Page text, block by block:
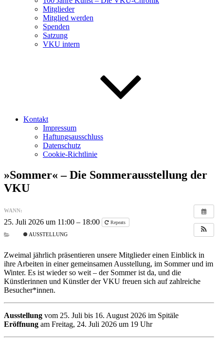
Mitglieder
Mitglied werden
Spenden
Satzung
VKU intern
Kontakt
Impressum
Haftungsausschluss
Datenschutz
Cookie-Richtlinie
»Sommer« – Die Sommerausstellung der
VKU
WANN:
25. Juli 2026 um 11:00 – 18:00 Repeats
AUSSTELLUNG
Zweimal jährlich präsentieren unsere Mitglieder einen Einblick in
ihre Arbeiten in einer gemeinsamen Ausstellung, im Sommer und im
Winter. Es ist wieder so weit – der Sommer ist da, und die
Künstlerinnen und Künstler der VKU freuen sich auf zahlreiche
Besucher*innen.
Ausstellung vom 25. Juli bis 16. August 2026 im Spitäle
Eröffnung am Freitag, 24. Juli 2026 um 19 Uhr